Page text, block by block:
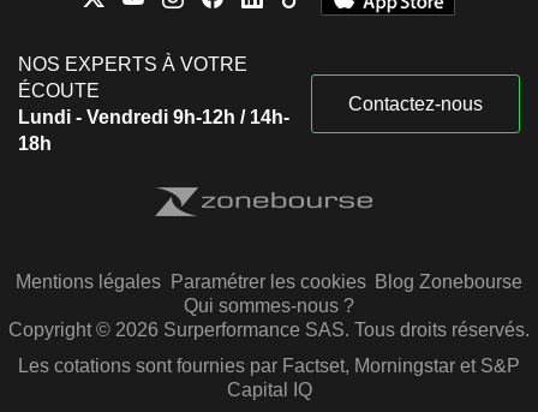
NOS EXPERTS À VOTRE
ÉCOUTE
Lundi - Vendredi 9h-12h / 14h-
18h
Contactez-nous
Mentions légales Paramétrer les cookies Blog Zonebourse
Qui sommes-nous ?
Copyright © 2026 Surperformance SAS. Tous droits réservés.
Les cotations sont fournies par Factset, Morningstar et S&P
Capital IQ